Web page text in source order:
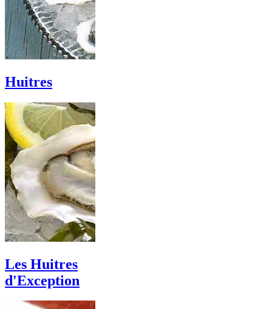
Huitres
Les Huitres
d'Exception